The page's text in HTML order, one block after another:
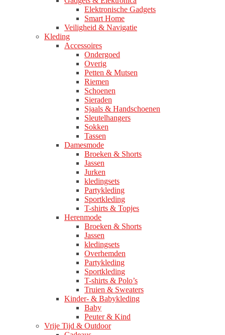
Elektronische Gadgets
Smart Home
Veiligheid & Navigatie
Kleding
Accessoires
Ondergoed
Overig
Petten & Mutsen
Riemen
Schoenen
Sieraden
Sjaals & Handschoenen
Sleutelhangers
Sokken
Tassen
Damesmode
Broeken & Shorts
Jassen
Jurken
kledingsets
Partykleding
Sportkleding
T-shirts & Topjes
Herenmode
Broeken & Shorts
Jassen
kledingsets
Overhemden
Partykleding
Sportkleding
T-shirts & Polo’s
Truien & Sweaters
Kinder- & Babykleding
Baby
Peuter & Kind
Vrije Tijd & Outdoor